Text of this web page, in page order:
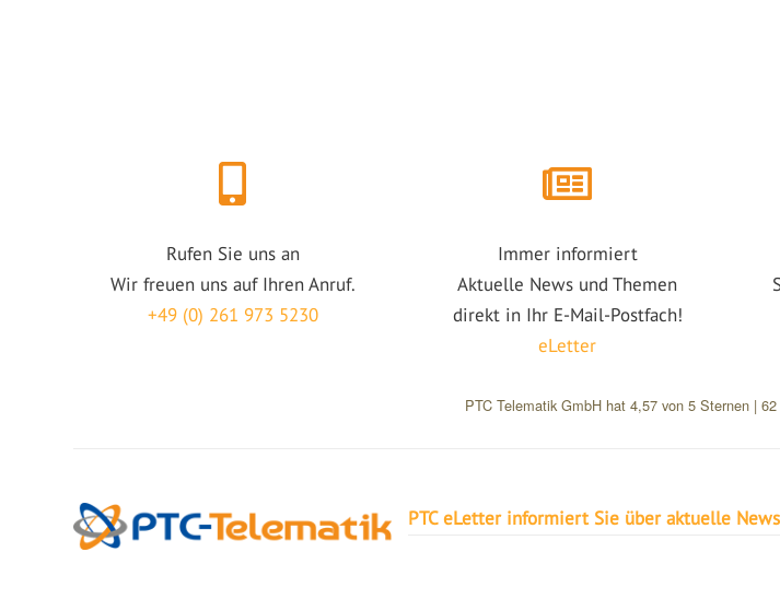
Rufen Sie uns an
Wir freuen uns auf Ihren Anruf.
+49 (0) 261 973 5230
Immer informiert
Aktuelle News und Themen
direkt in Ihr E-Mail-Postfach!
eLetter
PTC Telematik GmbH hat 4,57von 5Sternen | 62
PTC eLetter informiert Sie über aktuelle